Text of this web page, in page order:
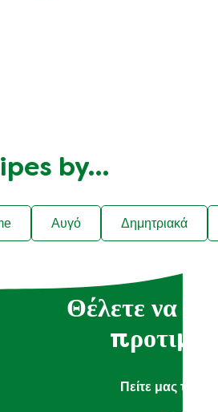
by…
Αυγό Δημητριακά
Θέλετε να
Πείτε μας τι